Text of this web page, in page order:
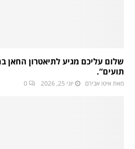
שלום עליכם מגיע לתיאטרון החאן
תועים”.
מאת איטו אבירם יוני 25, 2026 0